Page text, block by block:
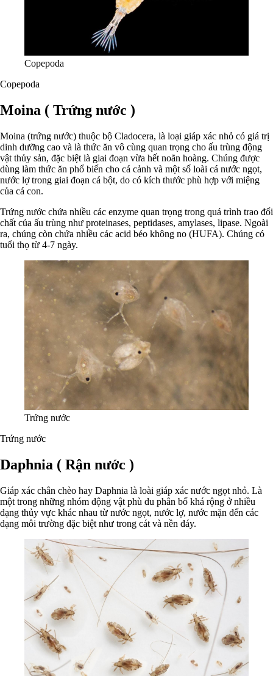
Copepoda
Copepoda
Moina ( Trứng nước )
Moina (trứng nước) thuộc bộ Cladocera, là loại giáp xác nhỏ có giá trị
dinh dưỡng cao và là thức ăn vô cùng quan trọng cho ấu trùng động
vật thủy sản, đặc biệt là giai đoạn vừa hết noãn hoàng. Chúng được
dùng làm thức ăn phổ biến cho cá cảnh và một số loài cá nước ngọt,
nước lợ trong giai đoạn cá bột, do có kích thước phù hợp với miệng
của cá con.
Trứng nước chứa nhiều các enzyme quan trọng trong quá trình trao đổi
chất của ấu trùng như proteinases, peptidases, amylases, lipase. Ngoài
ra, chúng còn chứa nhiều các acid béo không no (HUFA). Chúng có
tuổi thọ từ 4-7 ngày.
Trứng nước
Trứng nước
Daphnia ( Rận nước )
Giáp xác chân chèo hay Daphnia là loài giáp xác nước ngọt nhỏ. Là
một trong những nhóm động vật phù du phân bố khá rộng ở nhiều
dạng thủy vực khác nhau từ nước ngọt, nước lợ, nước mặn đến các
dạng môi trường đặc biệt như trong cát và nền đáy.